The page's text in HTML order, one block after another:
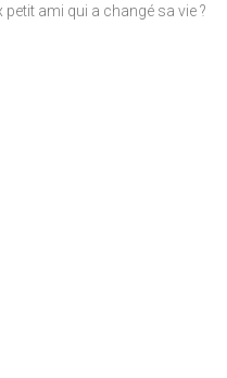
ami qui a changé sa vie ?